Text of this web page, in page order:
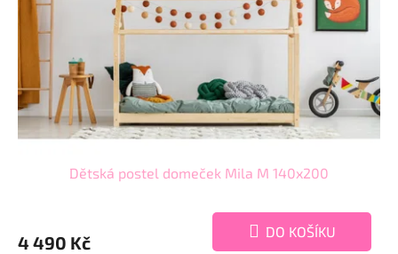
Dětská postel domeček Mila M 140x200
4 490 Kč
DO KOŠÍKU